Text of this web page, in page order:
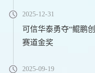
2025-12-31
可信华泰勇夺“鲲鹏
赛道金奖
2025-09-19